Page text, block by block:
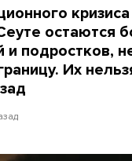
кризиса
остаются
и подростков,
Их